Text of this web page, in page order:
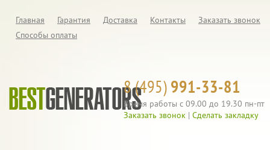
Главная Гарантия Доставка Контакты
Заказать звонок
Способы оплаты
8 (495)991-33-81
Время работы с 09.00 до 19.30 пн-пт
Заказать звонок | Сделать закладку